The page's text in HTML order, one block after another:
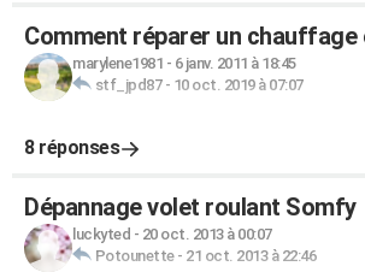
Comment réparer un chauffage
marylene1981 - 6 janv. 2011 à 18:45
stf_jpd87- 10 oct. 2019 à 07:07
8 réponses
Dépannage volet roulant Somfy
luckyted - 20 oct. 2013 à 00:07
Potounette- 21 oct. 2013 à 22:46